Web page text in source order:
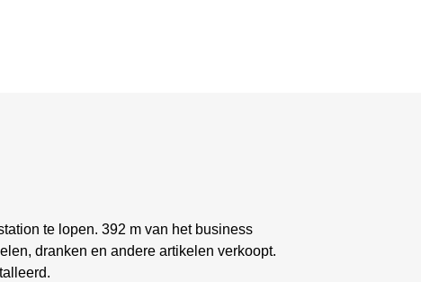
te lopen. 392 m van het business
dranken en andere artikelen verkoopt.